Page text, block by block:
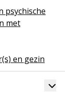
psychische
met
en gezin
voor kind,
naar pagina